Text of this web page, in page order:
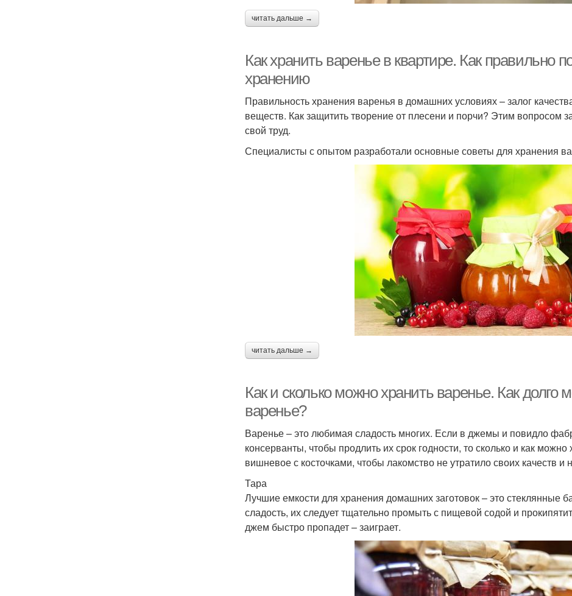
читать дальше →
Как хранить варенье в квартире. Как правильно
хранению
Правильность хранения варенья в домашних условиях – залог
веществ. Как защитить творение от плесени и порчи? Этим вопросом
свой труд.
Специалисты с опытом разработали основные советы для хранения
читать дальше →
Как и сколько можно хранить варенье. Как
варенье?
Варенье – это любимая сладость многих. Если в джемы и повидло
консерванты, чтобы продлить их срок годности, то сколько и как
вишневое с косточками, чтобы лакомство не утратило своих качеств
Тара
Лучшие емкости для хранения домашних заготовок – это стеклянные
сладость, их следует тщательно промыть с пищевой содой и
джем быстро пропадет – заиграет.